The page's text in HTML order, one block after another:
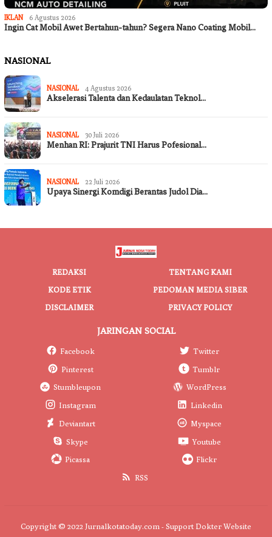
IKLAN 6 Agustus 2026
Ingin Cat Mobil Awet Bertahun-tahun? Segera Nano Coating Mobil…
NASIONAL
NASIONAL 4 Agustus 2026
Akselerasi Talenta dan Kedaulatan Teknol…
NASIONAL 30 Juli 2026
Menhan RI: Prajurit TNI Harus Pofesional…
NASIONAL 22 Juli 2026
Upaya Sinergi Komdigi Berantas Judol Dia…
REDAKSI
TENTANG KAMI
KODE ETIK
PEDOMAN MEDIA SIBER
DISCLAIMER
PRIVACY POLICY
JARINGAN SOCIAL
Facebook
Twitter
Pinterest
Tumblr
Stumbleupon
WordPress
Instagram
Linkedin
Deviantart
Myspace
Skype
Youtube
Picassa
Flickr
RSS
Copyright © 2022 Jurnalkotatoday.com - Support Dokter Website